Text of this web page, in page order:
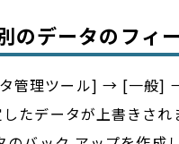
のデータのフィ
管理ツール] → [一般] →
たデータが上書きさ